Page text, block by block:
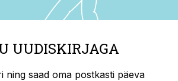
UUDISKIRJAGA
ning saad oma postkasti päeva